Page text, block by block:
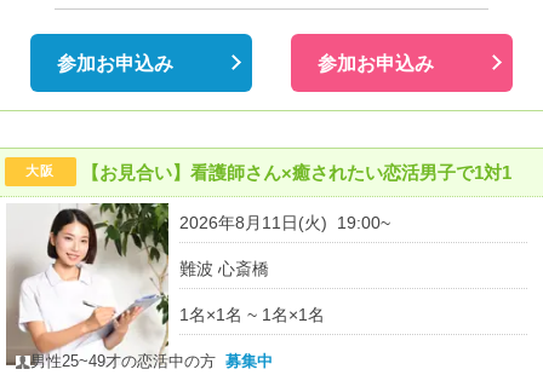
参加お申込み 参加お申込み
大阪 【お見合い】看護師さん×癒されたい恋活男子で1対1
2026年8月11日(火) 19:00~
難波 心斎橋
1名×1名 ~ 1名×1名
男性25~49才の恋活中の方募集中